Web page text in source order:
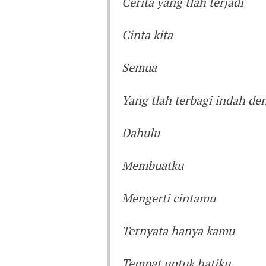
Cinta kita
Semua
Yang tlah terbagi indah
Dahulu
Membuatku
Mengerti cintamu
Ternyata hanya kamu